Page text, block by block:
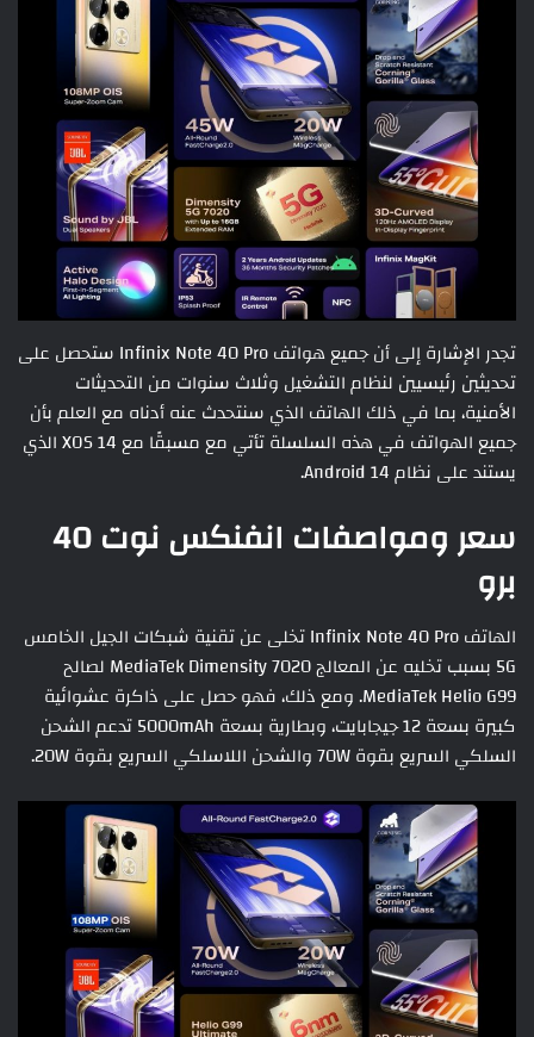
تجدر الإشارة إلى أن جميع هواتف Infinix Note 40 Pro ستحصل على
تحديثين رئيسيين لنظام التشغيل وثلاث سنوات من التحديثات
الأمنية، بما في ذلك الهاتف الذي سنتحدث عنه أدناه مع العلم بأن
جميع الهواتف في هذه السلسلة تأتي مع مسبقًا مع XOS 14 الذي
يستند على نظام Android 14.
سعر ومواصفات انفنكس نوت 40
برو
الهاتف Infinix Note 40 Pro تخلى عن تقنية شبكات الجيل الخامس
5G بسبب تخليه عن المعالج MediaTek Dimensity 7020 لصالح
MediaTek Helio G99. ومع ذلك، فهو حصل على ذاكرة عشوائية
كبيرة بسعة 12 جيجابايت، وبطارية بسعة 5000mAh تدعم الشحن
السلكي السريع بقوة 70W والشحن اللاسلكي السريع بقوة 20W.